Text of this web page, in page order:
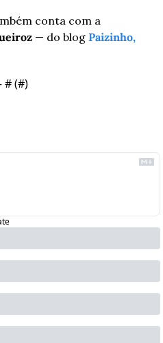
conta com a
— do blog Paizinho,
# (#)